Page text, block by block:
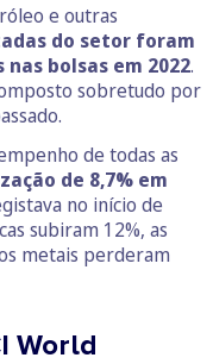
e outras
do setor foram
bolsas em 2022.
sobretudo por
de todas as
de 8,7% em
no início de
subiram 12%, as
metais perderam
World